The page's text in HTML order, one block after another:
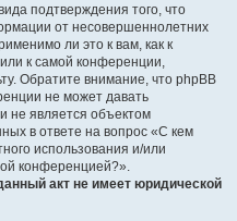
подтверждения того, что
от несовершеннолетних
ли это к вам, как к
к самой конференции,
Обратите внимание, что phpBB
не может давать
не является объектом
в ответе на вопрос «С кем
использования и/или
конференцией?».
акт не имеет юридической